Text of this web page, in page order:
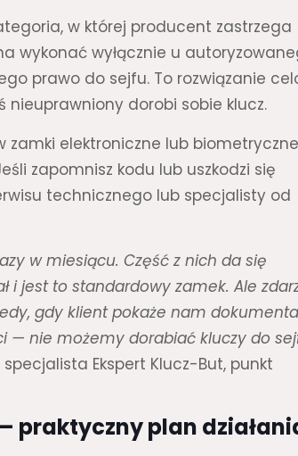
w której producent zastrzega
wykonać wyłącznie u
prawo do sejfu. To rozwiązanie
dorobi sobie klucz.
elektroniczne lub
zapomnisz kodu lub uszkodzi się
technicznego lub specjalisty od
w miesiącu. Część z nich da się
i jest to standardowy zamek. Ale
gdy klient pokaże nam
— nie możemy dorabiać kluczy do
specjalista Ekspert Klucz-But, punkt
praktyczny plan